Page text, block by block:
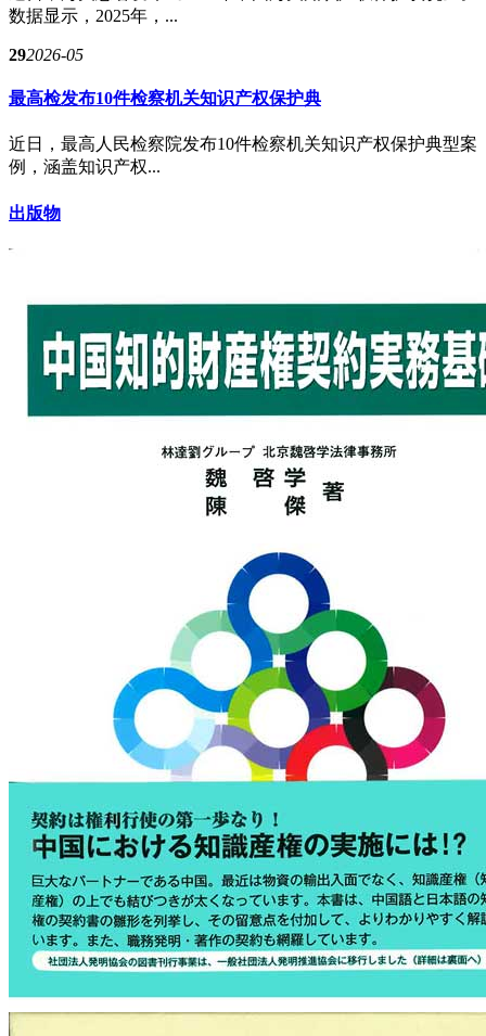
数据显示，2025年，...
292026-05
最高检发布10件检察机关知识产权保护典
近日，最高人民检察院发布10件检察机关知识产权保护典型案
例，涵盖知识产权...
出版物